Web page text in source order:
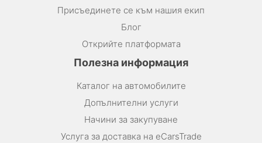
Присъединете се към нашия екип
Блог
Открийте платформата
Полезна информация
Каталог на автомобилите
Допълнителни услуги
Начини за закупуване
Услуга за доставка на eCarsTrade